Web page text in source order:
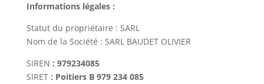
Informations légales :
Statut du propriétaire : SARL
Nom de la Société : SARL BAUDET OLIVIER
SIREN : 979234085
SIRET : Poitiers B 979 234 085